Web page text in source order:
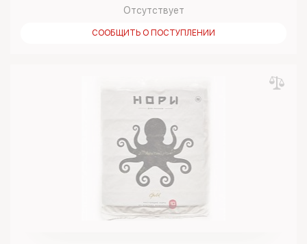
Отсутствует
СООБЩИТЬ О ПОСТУПЛЕНИИ